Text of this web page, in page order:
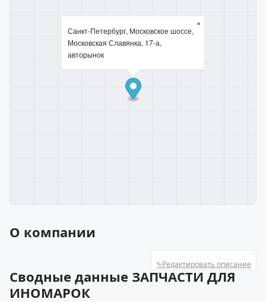
Санкт-Петербург, Московское шоссе,
Московская Славянка, 17-а,
авторынок
×
О компании
✎Редактировать описание
Сводные данные ЗАПЧАСТИ ДЛЯ
ИНОМАРОК